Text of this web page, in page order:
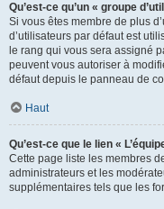
Qu’est-ce qu’un « groupe
Si vous êtes membre de plus
d’utilisateurs par défaut est
le rang qui vous sera assigné
peuvent vous autoriser à
défaut depuis le panneau de
Haut
Qu’est-ce que le lien «
Cette page liste les membres
administrateurs et les
supplémentaires tels que les